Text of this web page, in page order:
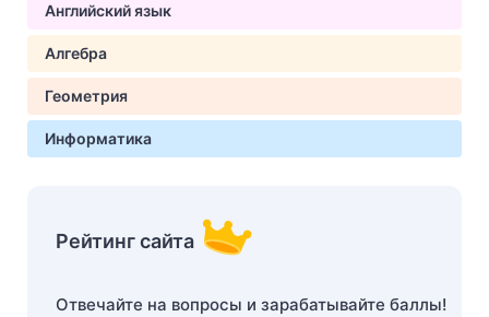
Английский язык
Алгебра
Геометрия
Информатика
Рейтинг сайта
Отвечайте на вопросы и зарабатывайте баллы!